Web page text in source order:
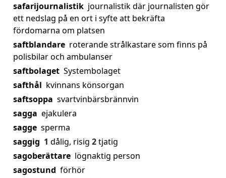
safarijournalistik journalistik där journalisten gör
ett nedslag på en ort i syfte att bekräfta
fördomarna om platsen
saftblandare roterande strålkastare som finns på
polisbilar och ambulanser
saftbolaget Systembolaget
safthål kvinnans könsorgan
saftsoppa svartvinbärsbrännvin
sagga ejakulera
sagge sperma
saggig 1 dålig, risig 2tjatig
sagoberättare lögnaktig person
sagostund förhör